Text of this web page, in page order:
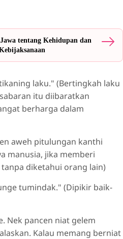
tentang Kehidupan dan
laku." (Bertingkah laku
itu diibaratkan
berharga dalam
aweh pitulungan kanthi
manusia, jika memberi
diketahui orang lain)
tumindak." (Dipikir baik-
Nek pancen niat gelem
Kalau memang berniat